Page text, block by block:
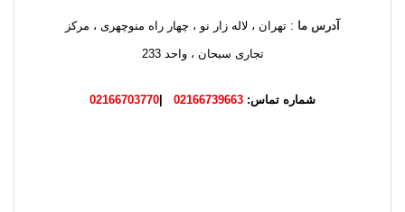
آدرس ما : تهران ، لاله زار نو ، چهار راه منوچهری ، مرکز
تجاری سبحان ، واحد 233
شماره تماس: 02166739663
02166703770